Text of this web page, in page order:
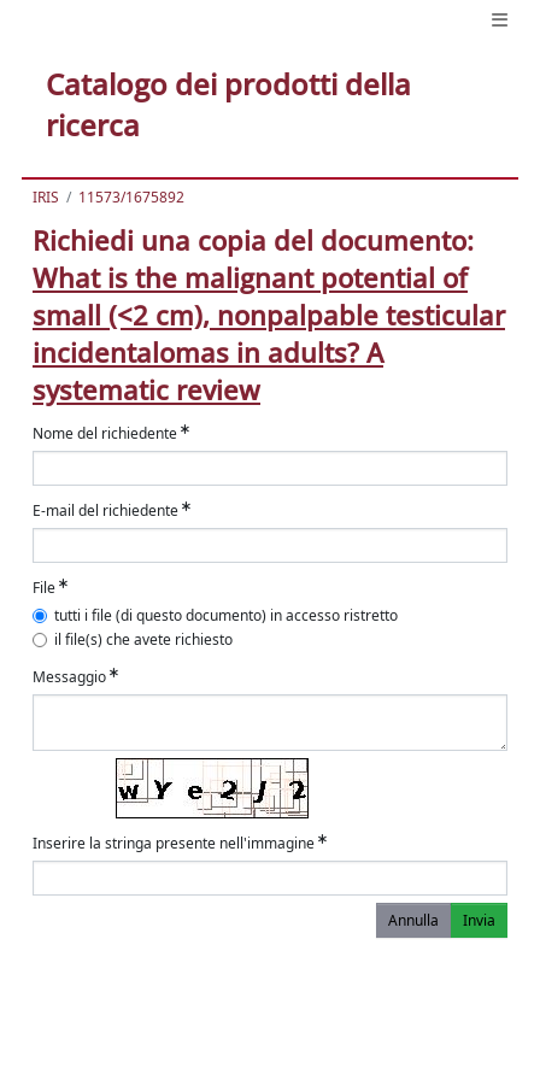
Catalogo dei prodotti della
ricerca
IRIS 11573/1675892
Richiedi una copia del documento:
What is the malignant potential of
small (<2 cm), nonpalpable testicular
incidentalomas in adults? A
systematic review
Nome del richiedente
E-mail del richiedente
File
tutti i file (di questo documento) in accesso ristretto
il file(s) che avete richiesto
Messaggio
Inserire la stringa presente nell'immagine
Annulla Invia